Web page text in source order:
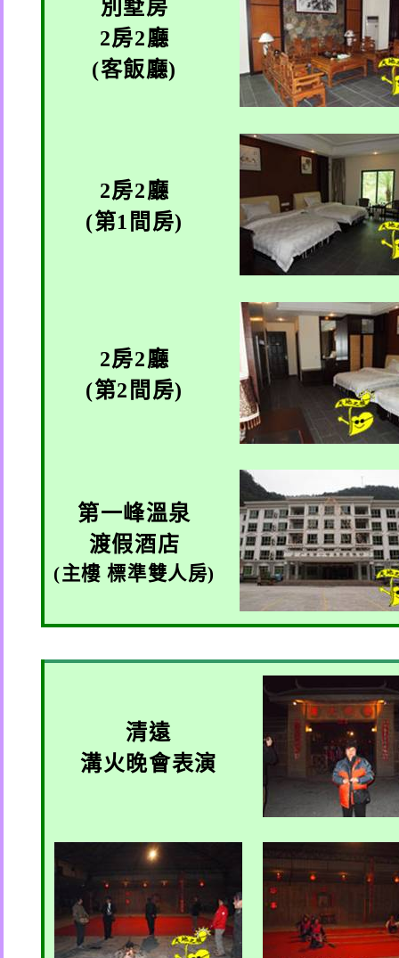
別墅房
2房2廳
(客飯廳)
2房2廳
(第1 間房)
2房2廳
(第2 間房)
第一峰溫泉
渡假酒店
(主樓 標準雙人房)
清遠
溝火晚會表演